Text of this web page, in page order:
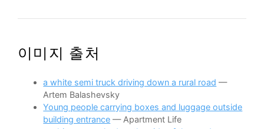
이미지 출처
a white semi truck driving down a rural road —
Artem Balashevsky
Young people carrying boxes and luggage outside
building entrance — Apartment Life